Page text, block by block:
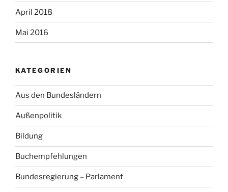
April 2018
Mai 2016
KATEGORIEN
Aus den Bundesländern
Außenpolitik
Bildung
Buchempfehlungen
Bundesregierung – Parlament